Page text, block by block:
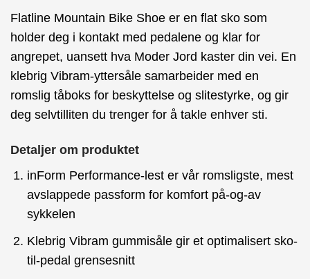
Flatline Mountain Bike Shoe er en flat sko som
holder deg i kontakt med pedalene og klar for
angrepet, uansett hva Moder Jord kaster din vei. En
klebrig Vibram-yttersåle samarbeider med en
romslig tåboks for beskyttelse og slitestyrke, og gir
deg selvtilliten du trenger for å takle enhver sti.
Detaljer om produktet
inForm Performance-lest er vår romsligste, mest
avslappede passform for komfort på-og-av
sykkelen
Klebrig Vibram gummisåle gir et optimalisert sko-
til-pedal grensesnitt